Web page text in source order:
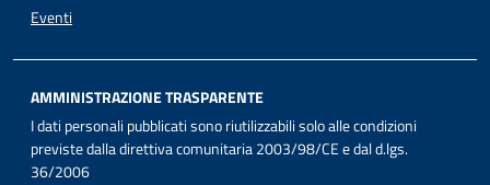
Eventi
AMMINISTRAZIONE TRASPARENTE
I dati personali pubblicati sono riutilizzabili solo alle condizioni
previste dalla direttiva comunitaria 2003/98/CE e dal d.lgs.
36/2006